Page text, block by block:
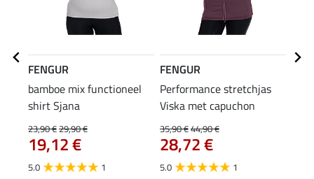
FENGUR
bamboe mix functioneel
shirt Sjana
23,90 €29,90 €
19,12 €
5.0 1
FENGUR
Performance stretchjas
Viska met capuchon
35,90 €44,90 €
28,72 €
5.0 1